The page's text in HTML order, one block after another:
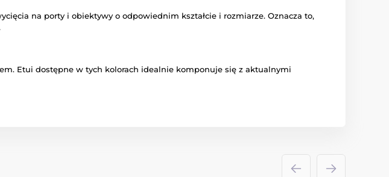
na porty i obiektywy o odpowiednim kształcie i rozmiarze. Oznacza to,
Etui dostępne w tych kolorach idealnie komponuje się z aktualnymi